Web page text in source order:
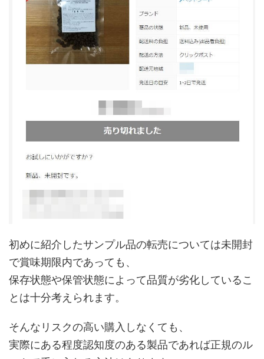
初めに紹介したサンプル品の転売については未開封
で賞味期限内であっても、
保存状態や保管状態によって品質が劣化しているこ
とは十分考えられます。
そんなリスクの高い購入しなくても、
実際にある程度認知度のある製品であれば正規のル